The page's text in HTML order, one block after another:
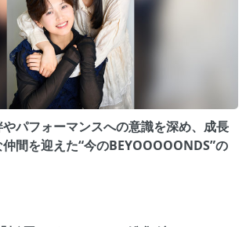
パフォーマンスへの意識を深め、成長
間を迎えた“今のBEYOOOOONDS”の